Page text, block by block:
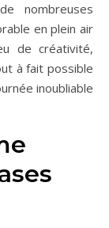
nombreuses
en plein air
de créativité,
à fait possible
inoubliable